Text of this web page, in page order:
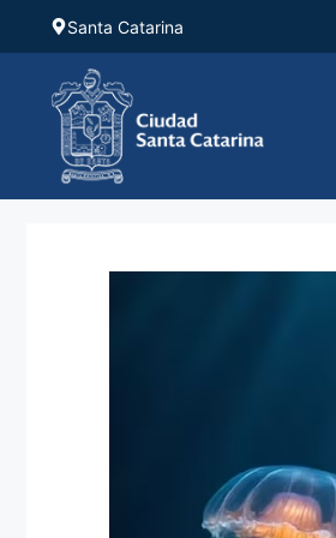
Saltar
contenido
Santa Catarina